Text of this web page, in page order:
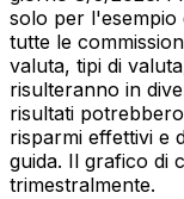
solo per
tutte le
valuta, tipi di
risulteranno in
risultati
risparmi effettivi e
guida. Il grafico di
trimestralmente.